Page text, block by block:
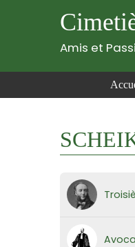
Amis et